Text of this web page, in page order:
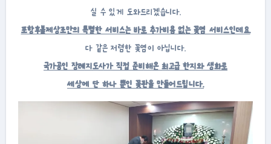
실 수 있게 도와드리겠습니다.
포항후불제상조만의 특별한 서비스는 바로 추가비용 없는 꽃염 서비스인데요.
다 같은 저렴한 꽃염이 아닙니다.
국가공인 장례지도사가 직접 준비해온 최고급 한지와 생화로
세상에 단 하나 뿐인 꽃관을 만들어드립니다.